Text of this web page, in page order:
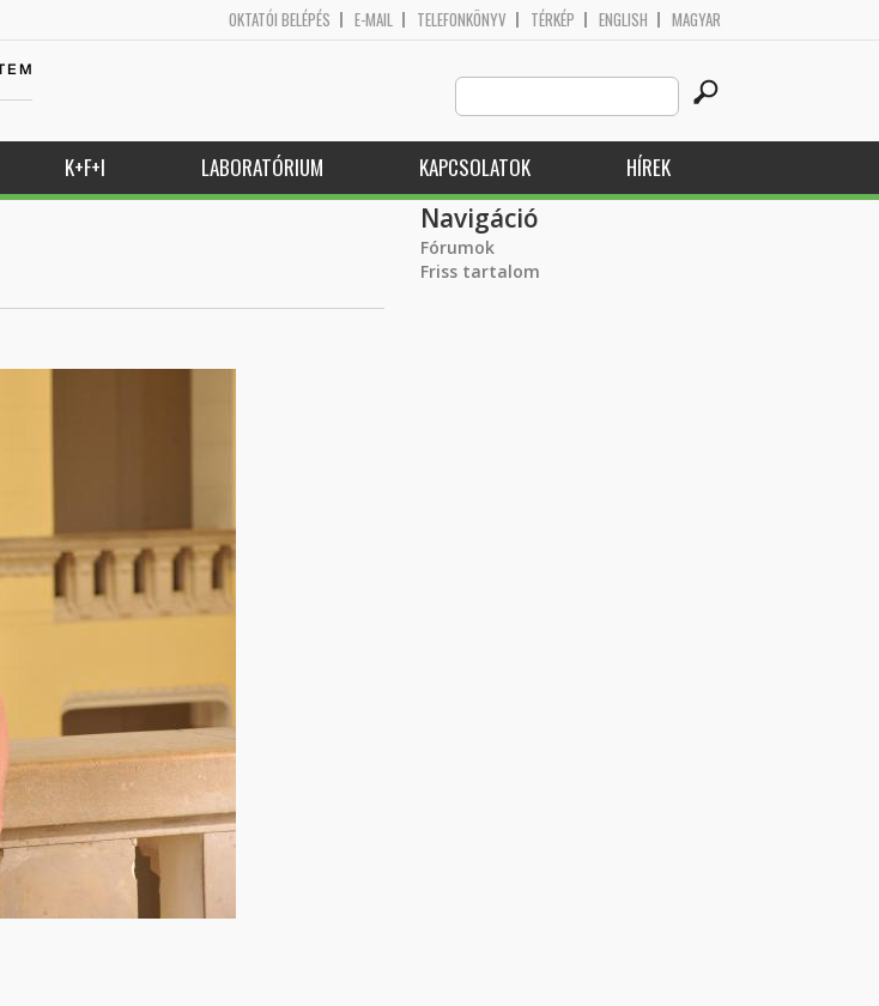
OKTATÓI BELÉPÉS E-MAIL TELEFONKÖNYV TÉRKÉP ENGLISH MAGYAR
Search
this
site
K+F+I LABORATÓRIUM KAPCSOLATOK HÍREK
Navigáció
Fórumok
Friss tartalom